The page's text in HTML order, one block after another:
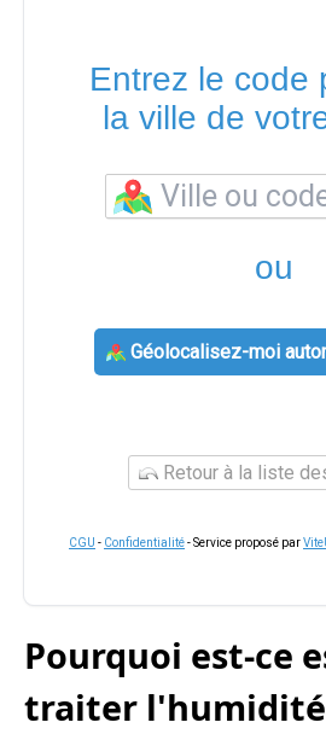
Entrez le code
la ville de
ou
Géolocalisez-moi
Retour à la liste
CGU - Confidentialité- Service proposé par
Pourquoi est-ce
traiter l'humidité